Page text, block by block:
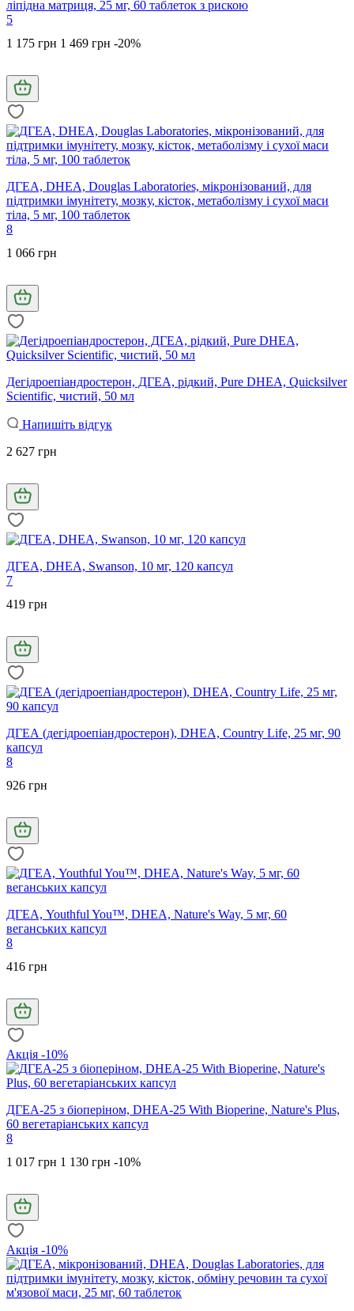
ліпідна матриця, 25 мг, 60 таблеток з рискою
5
1 175 грн 1 469 грн -20%
ДГЕА, DHEA, Douglas Laboratories, мікронізований, для
підтримки імунітету, мозку, кісток, метаболізму і сухої маси
тіла, 5 мг, 100 таблеток
8
1 066 грн
Дегідроепіандростерон, ДГЕА, рідкий, Pure DHEA, Quicksilver
Scientific, чистий, 50 мл
Напишіть відгук
2 627 грн
ДГЕА, DHEA, Swanson, 10 мг, 120 капсул
7
419 грн
ДГЕА (дегідроепіандростерон), DHEA, Country Life, 25 мг, 90
капсул
8
926 грн
ДГЕА, Youthful You™, DHEA, Nature's Way, 5 мг, 60
веганських капсул
8
416 грн
Акція -10%
ДГЕА-25 з біоперіном, DHEA-25 With Bioperine, Nature's Plus,
60 вегетаріанських капсул
8
1 017 грн 1 130 грн -10%
Акція -10%